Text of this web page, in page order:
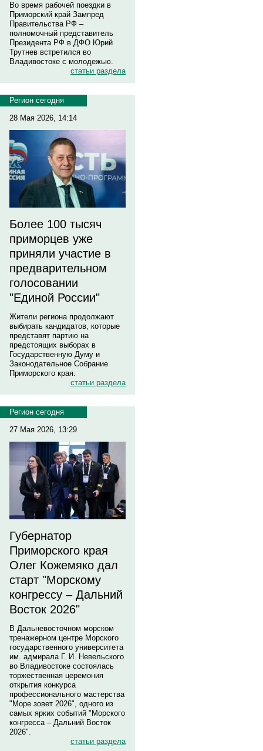
Во время рабочей поездки в
Приморский край Зампред
Правительства РФ –
полномочный представитель
Президента РФ в ДФО Юрий
Трутнев встретился во
Владивостоке с молодежью.
статьи раздела
Регион сегодня
28 Мая 2026, 14:14
Более 100 тысяч
приморцев уже
приняли участие в
предварительном
голосовании
"Единой России"
Жители региона продолжают
выбирать кандидатов, которые
представят партию на
предстоящих выборах в
Государственную Думу и
Законодательное Собрание
Приморского края.
статьи раздела
Регион сегодня
27 Мая 2026, 13:29
Губернатор
Приморского края
Олег Кожемяко дал
старт "Морскому
конгрессу – Дальний
Восток 2026"
В Дальневосточном морском
тренажерном центре Морского
государственного университета
им. адмирала Г. И. Невельского
во Владивостоке состоялась
торжественная церемония
открытия конкурса
профессионального мастерства
"Море зовет 2026", одного из
самых ярких событий "Морского
конгресса – Дальний Восток
2026".
статьи раздела